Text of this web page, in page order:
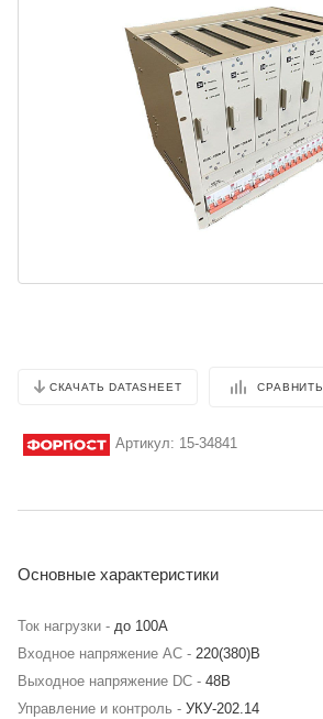
СКАЧАТЬ DATASHEET СРАВНИТЬ
Артикул: 15-34841
Основные характеристики
Ток нагрузки - до 100А
Входное напряжение AC - 220(380)В
Выходное напряжение DC - 48В
Управление и контроль - УКУ-202.14